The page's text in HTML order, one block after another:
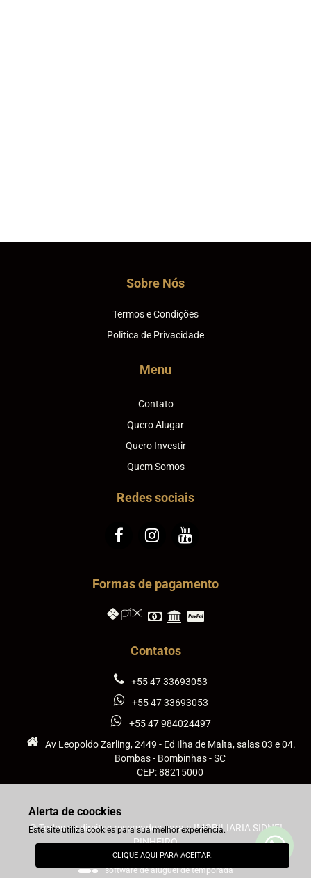
Sobre Nós
Termos e Condições
Política de Privacidade
Menu
Contato
Quero Alugar
Quero Investir
Quem Somos
Redes sociais
Formas de pagamento
Contatos
+55 47 33693053
+55 47 33693053
+55 47 984024497
Av Leopoldo Zarling, 2449 - Ed Ilha de Malta, salas 03 e 04.
Bombas - Bombinhas - SC
CEP: 88215000
© Todos os direitos reservados para a IMOBILIARIA SIDNEI
PINHEIRO
powered bystays.net
software de aluguel de temporada
Alerta de coockies
Este site utiliza cookies para sua melhor experiência.
CLIQUE AQUI PARA ACEITAR.